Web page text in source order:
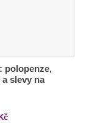
polopenze,
slevy na